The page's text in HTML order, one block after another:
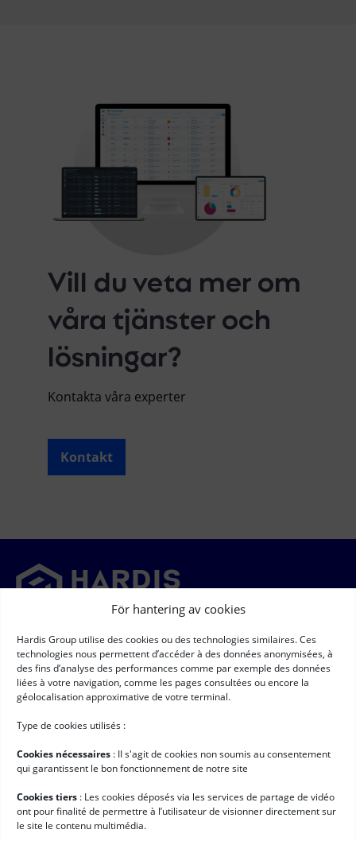
För hantering av cookies
Hardis Group utilise des cookies ou des technologies similaires. Ces
technologies nous permettent d’accéder à des données anonymisées, à
des fins d’analyse des performances comme par exemple des données
liées à votre navigation, comme les pages consultées ou encore la
géolocalisation approximative de votre terminal.
Type de cookies utilisés :
Cookies nécessaires : II s'agit de cookies non soumis au consentement
qui garantissent le bon fonctionnement de notre site
Cookies tiers : Les cookies déposés via les services de partage de vidéo
ont pour finalité de permettre à l’utilisateur de visionner directement sur
le site le contenu multimédia.
Vill du veta mer om
våra tjänster och
lösningar?
Kontakta våra experter
Kontakt
Newsletter
Newsletter(Required) ➞
RGPD (Required)
Jag godkänner att mina personuppgifter samlas in och behandlas i
enlighet med de villkor som beskrivs på sidan
Användbara länkar
Logistiksystem
Kundberättelser